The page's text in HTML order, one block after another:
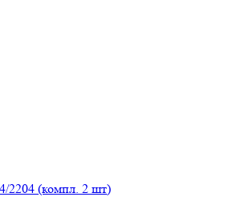
2204 (компл. 2 шт)